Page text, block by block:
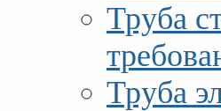
Труба
Труба